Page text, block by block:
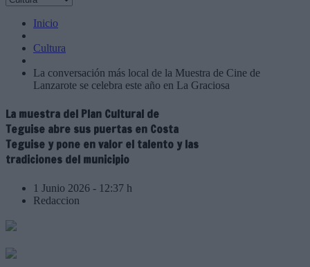
Inicio
Cultura
La conversación más local de la Muestra de Cine de
Lanzarote se celebra este año en La Graciosa
La muestra del Plan Cultural de
Teguise abre sus puertas en Costa
Teguise y pone en valor el talento y las
tradiciones del municipio
1 Junio 2026 - 12:37 h
Redaccion